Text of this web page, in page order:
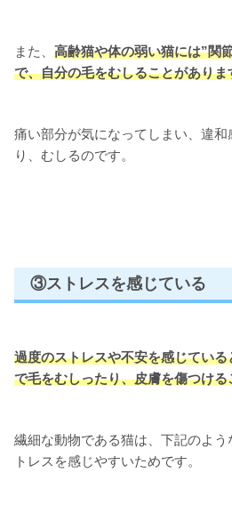
また、 高齢猫や体の弱い猫には”関
で、自分の毛をむしることがありま
痛い部分が気になってしまい、違
り、むしるのです。
③ストレスを感じている
過度のストレスや不安を感じている
で毛をむしったり、皮膚を傷つけ
繊細な動物である猫は、下記のよ
トレスを感じやすいためです。